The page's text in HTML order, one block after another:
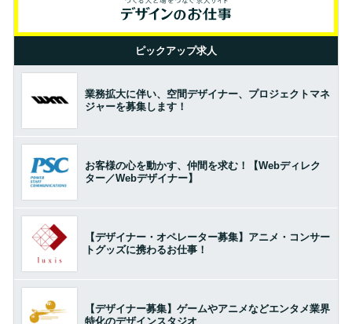
ピックアップ求人
業務拡大に伴い、空間デザイナー、プロジェクトマネ
ジャーを募集します！
お客様の心を動かす、仲間を求む！【Webディレク
ター／Webデザイナー】
【デザイナー・オペレーター募集】アニメ・コンサー
トグッズに携わるお仕事！
【デザイナー募集】ゲームやアニメなどエンタメ業界
特化のデザインスタジオ